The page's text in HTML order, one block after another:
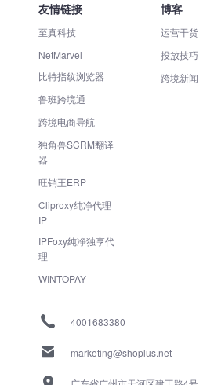
友情链接
至真科技
NetMarvel
比特指纹浏览器
鲁班跨境通
跨境电商导航
独角兽SCRM翻译
器
旺销王ERP
Cliproxy纯净代理
IP
IPFoxy纯净独享代
理
WINTOPAY
博客
运营干货
投放技巧
跨境新闻
4001683380
marketing@shoplus.net